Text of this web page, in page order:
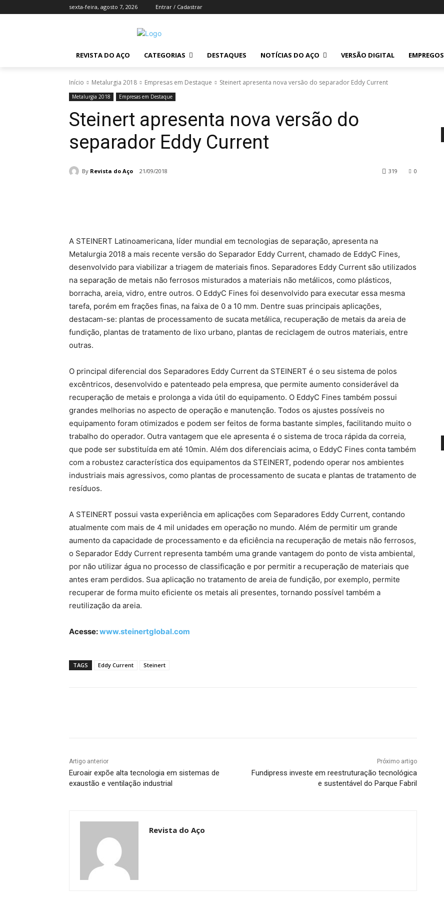
sexta-feira, agosto 7, 2026 Entrar / Cadastrar
REVISTA DO AÇO CATEGORIAS DESTAQUES NOTÍCIAS DO AÇO VERSÃO DIGITAL EMPREGOS
Início Metalurgia 2018 Empresas em Destaque Steinert apresenta nova versão do separador Eddy Current
Metalurgia 2018 Empresas em Destaque
Steinert apresenta nova versão do
separador Eddy Current
By Revista do Aço 21/09/2018 0
319
A STEINERT Latinoamericana, líder mundial em tecnologias de separação, apresenta na
Metalurgia 2018 a mais recente versão do Separador Eddy Current, chamado de EddyC Fines,
desenvolvido para viabilizar a triagem de materiais finos. Separadores Eddy Current são utilizados
na separação de metais não ferrosos misturados a materiais não metálicos, como plásticos,
borracha, areia, vidro, entre outros. O EddyC Fines foi desenvolvido para executar essa mesma
tarefa, porém em frações finas, na faixa de 0 a 10 mm. Dentre suas principais aplicações,
destacam-se: plantas de processamento de sucata metálica, recuperação de metais da areia de
fundição, plantas de tratamento de lixo urbano, plantas de reciclagem de outros materiais, entre
outras.
O principal diferencial dos Separadores Eddy Current da STEINERT é o seu sistema de polos
excêntricos, desenvolvido e patenteado pela empresa, que permite aumento considerável da
recuperação de metais e prolonga a vida útil do equipamento. O EddyC Fines também possui
grandes melhorias no aspecto de operação e manutenção. Todos os ajustes possíveis no
equipamento foram otimizados e podem ser feitos de forma bastante simples, facilitando muito o
trabalho do operador. Outra vantagem que ele apresenta é o sistema de troca rápida da correia,
que pode ser substituída em até 10min. Além dos diferenciais acima, o EddyC Fines conta também
com a robustez característica dos equipamentos da STEINERT, podendo operar nos ambientes
industriais mais agressivos, como plantas de processamento de sucata e plantas de tratamento de
resíduos.
A STEINERT possui vasta experiência em aplicações com Separadores Eddy Current, contando
atualmente com mais de 4 mil unidades em operação no mundo. Além de permitir um grande
aumento da capacidade de processamento e da eficiência na recuperação de metais não ferrosos,
o Separador Eddy Current representa também uma grande vantagem do ponto de vista ambiental,
por não utilizar água no processo de classificação e por permitir a recuperação de materiais que
antes eram perdidos. Sua aplicação no tratamento de areia de fundição, por exemplo, permite
recuperar de forma muito eficiente os metais ali presentes, tornando possível também a
reutilização da areia.
Acesse:www.steinertglobal.com
TAGS Eddy Current Steinert
Artigo anterior
Euroair expõe alta tecnologia em sistemas de
exaustão e ventilação industrial
Próximo artigo
Fundipress investe em reestruturação tecnológica
e sustentável do Parque Fabril
Revista do Aço